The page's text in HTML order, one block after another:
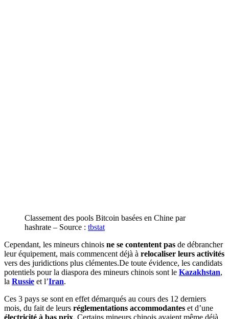
Classement des pools Bitcoin basées en Chine par
hashrate – Source : tbstat
Cependant, les mineurs chinois ne se contentent pas de débrancher
leur équipement, mais commencent déjà à relocaliser leurs activités
vers des juridictions plus clémentes.De toute évidence, les candidats
potentiels pour la diaspora des mineurs chinois sont le Kazakhstan,
la Russie et l’Iran.
Ces 3 pays se sont en effet démarqués au cours des 12 derniers
mois, du fait de leurs réglementations accommodantes et d’une
électricité à bas prix. Certains mineurs chinois avaient même déjà